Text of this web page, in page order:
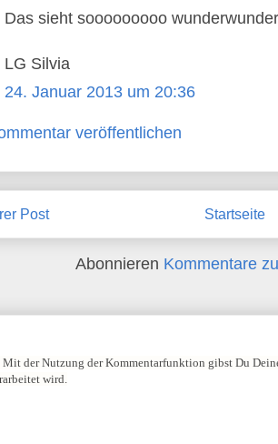
Das sieht sooooooooo
LG Silvia
24. Januar 2013 um 20:36
veröffentlichen
Post Startseite
Abonnieren Kommentare
Mit der Nutzung der Kommentarfunktion gibst Du
wird.